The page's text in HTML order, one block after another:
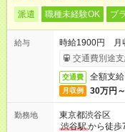
派遣 職種未経験OK ブ
給与
時給1900円 月
交通費別途支
交通費 全額支給
月収例 30万円～
勤務地
東京都渋谷区
渋谷駅から徒歩